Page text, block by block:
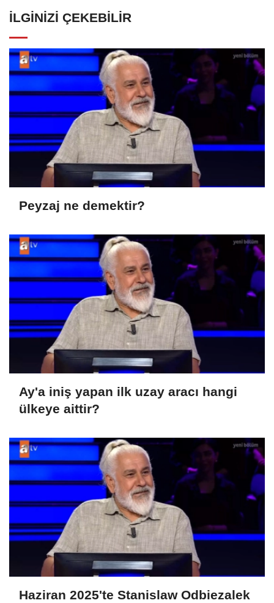
İLGINIZI ÇEKEBILIR
Peyzaj ne demektir?
Ay'a iniş yapan ilk uzay aracı hangi
ülkeye aittir?
Haziran 2025'te Stanislaw Odbiezalek